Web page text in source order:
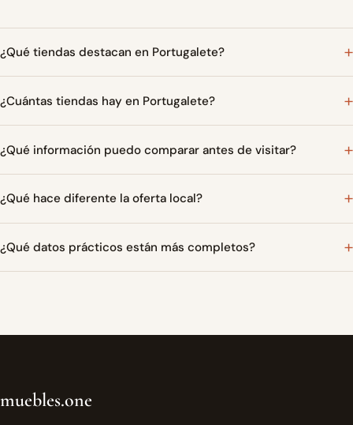
¿Qué tiendas destacan en Portugalete?
¿Cuántas tiendas hay en Portugalete?
¿Qué información puedo comparar antes de visitar?
¿Qué hace diferente la oferta local?
¿Qué datos prácticos están más completos?
muebles.one